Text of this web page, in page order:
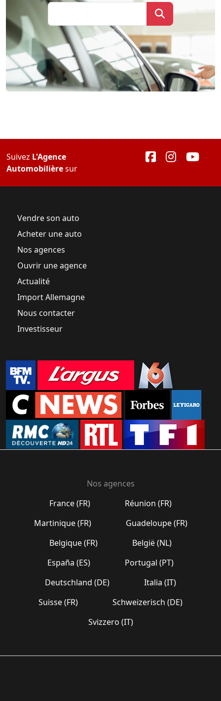
Suivez L'Agence
Automobilièresur
Vendre son auto
Acheter une auto
Nos agences
Ouvrir une agence
Actualité
Import Allemagne
Nous contacter
Investisseur
Nos agences
France (FR)
Réunion (FR)
Martinique (FR)
Guadeloupe (FR)
Belgique (FR)
België (NL)
España (ES)
Portugal (PT)
Deutschland (DE)
Italia (IT)
Suisse (FR)
Schweizerisch (DE)
Svizzero (IT)